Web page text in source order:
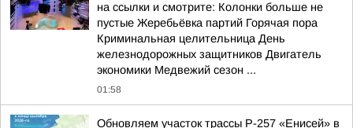
на ссылки и смотрите: Колонки больше не
пустые Жеребьёвка партий Горячая пора
Криминальная целительница День
железнодорожных защитников Двигатель
экономики Медвежий сезон ...
01:58
Обновляем участок трассы Р-257 «Енисей» в